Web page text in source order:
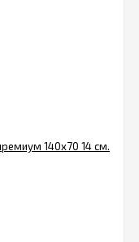
140х70 14 см.